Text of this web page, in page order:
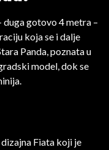
duga gotovo 4 metra –
koja se i dalje
Panda, poznata u
model, dok se
Fiata koji je